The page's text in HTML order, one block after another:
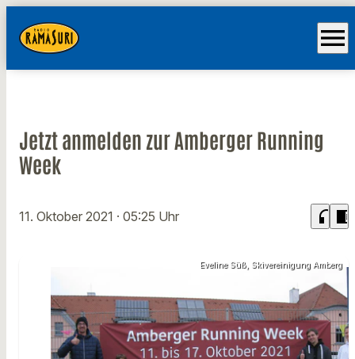
menu
Jetzt anmelden zur Amberger Running
Week
11. Oktober 2021 · 05:25 Uhr headphones chrome_reader_mode
Eveline Süß, Skivereinigung Amberg